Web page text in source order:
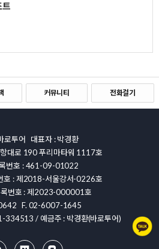
트
커뮤니티 전화걸기
로투어 대표자 : 박경환
대로 190 푸리마타워 1117호
번호 : 461-09-01022
호 : 제2018-서울강서-0226호
록번호 : 제2023-000001호
F. 02-6007-1645
/ 예금주 : 박경환(바로투어)